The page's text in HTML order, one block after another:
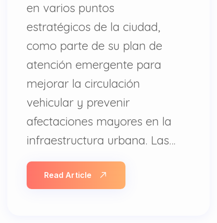
en varios puntos
estratégicos de la ciudad,
como parte de su plan de
atención emergente para
mejorar la circulación
vehicular y prevenir
afectaciones mayores en la
infraestructura urbana. Las…
Read Article